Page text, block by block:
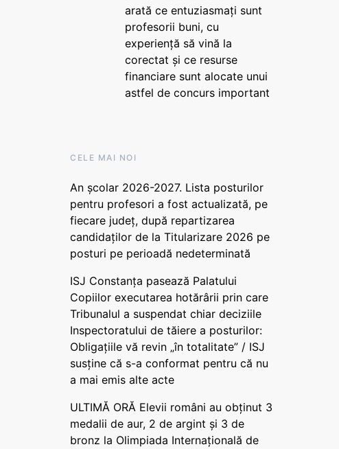
arată ce entuziasmați sunt
profesorii buni, cu
experiență să vină la
corectat și ce resurse
financiare sunt alocate unui
astfel de concurs important
CELE MAI NOI
An școlar 2026-2027. Lista posturilor
pentru profesori a fost actualizată, pe
fiecare județ, după repartizarea
candidaților de la Titularizare 2026 pe
posturi pe perioadă nedeterminată
ISJ Constanța pasează Palatului
Copiilor executarea hotărârii prin care
Tribunalul a suspendat chiar deciziile
Inspectoratului de tăiere a posturilor:
Obligațiile vă revin „în totalitate” / ISJ
susține că s-a conformat pentru că nu
a mai emis alte acte
ULTIMĂ ORĂ Elevii români au obținut 3
medalii de aur, 2 de argint și 3 de
bronz la Olimpiada Internațională de